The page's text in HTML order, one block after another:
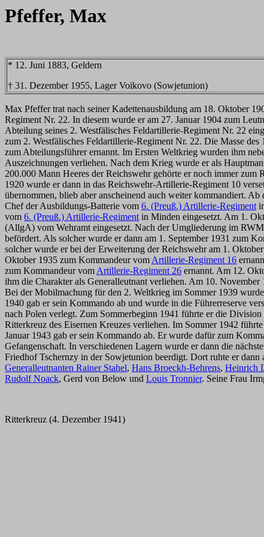
Pfeffer, Max
* 12. Juni 1883, Geldern
† 31. Dezember 1955, Lager Voikovo (Sowjetunion)
Max Pfeffer trat nach seiner Kadettenausbildung am 18. Oktober
Regiment Nr. 22. In diesem wurde er am 27. Januar 1904 zum
Abteilung seines 2. Westfälisches Feldartillerie-Regiment Nr. 22
zum 2. Westfälisches Feldartillerie-Regiment Nr. 22. Die Masse
zum Abteilungsführer ernannt. Im Ersten Weltkrieg wurden ihm
Auszeichnungen verliehen. Nach dem Krieg wurde er als
200.000 Mann Heeres der Reichswehr gehörte er noch immer
1920 wurde er dann in das Reichswehr-Artillerie-Regiment 10
übernommen, blieb aber anscheinend auch weiter kommandiert.
Chef der Ausbildungs-Batterie vom 6. (Preuß.) Artillerie-Regiment
vom 6. (Preuß.) Artillerie-Regiment in Minden eingesetzt. Am 1.
(AllgA) vom Wehramt eingesetzt. Nach der Umgliederung im
befördert. Als solcher wurde er dann am 1. September 1931 zum
solcher wurde er bei der Erweiterung der Reichswehr am 1.
Oktober 1935 zum Kommandeur vom Artillerie-Regiment 16
zum Kommandeur vom Artillerie-Regiment 26 ernannt. Am 12.
ihm die Charakter als Generalleutnant verliehen. Am 10.
Bei der Mobilmachung für den 2. Weltkrieg im Sommer 1939
1940 gab er sein Kommando ab und wurde in die Führerreserve
nach Polen verlegt. Zum Sommerbeginn 1941 führte er die
Ritterkreuz des Eisernen Kreuzes verliehen. Im Sommer 1942
Januar 1943 gab er sein Kommando ab. Er wurde dafür zum
Gefangenschaft. In verschiedenen Lagern wurde er dann die
Friedhof Tschernzy in der Sowjetunion beerdigt. Dort ruhte er
Generalleutnanten Rainer Stahel, Hans Broeckh-Behrens, Heinrich
Rudolf Noack, Gerd von Below und Louis Tronnier. Seine Frau
Ritterkreuz (4. Dezember 1941)